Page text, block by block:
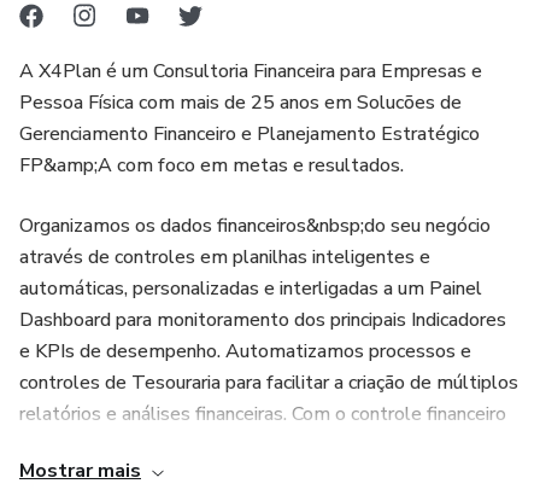
finanças do seu negócio.
- Pequenos empresários que necessitam de uma solução
prática para acompanhar suas finanças.
Com a Planilha de Controle de Entradas e Saídas Mensais
da X4Plan, você tem a gestão financeira nas suas mãos de
forma simples, prática e eficiente. Transforme o controle
de suas finanças em um processo fácil e livre de
complicações!
A X4Plan é um Consultoria Financeira para Empresas e
Pessoa Física com mais de 25 anos em Solucões de
Gerenciamento Financeiro e Planejamento Estratégico
FP&amp;A com foco em metas e resultados.
Organizamos os dados financeiros&nbsp;do seu negócio
através de controles em planilhas inteligentes e
automáticas, personalizadas e interligadas a um Painel
Dashboard para monitoramento dos principais Indicadores
e KPIs de desempenho. Automatizamos processos e
controles de Tesouraria para facilitar a criação de múltiplos
relatórios e análises financeiras. Com o controle financeiro
detalhado, estruturado e consistente, com foco em metas
Mostrar mais